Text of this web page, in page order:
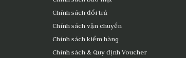
Chính sách đổi trả
Chính sách vận chuyển
Chính sách kiểm hàng
Chính sách & Quy định Voucher